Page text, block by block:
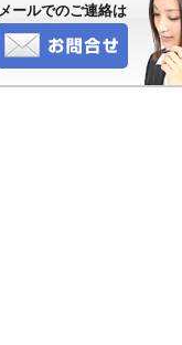
メールでのご連絡は